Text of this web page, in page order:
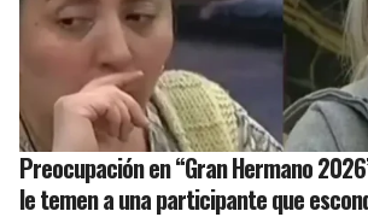
Preocupación en “Gran Hermano
le temen a una participante que